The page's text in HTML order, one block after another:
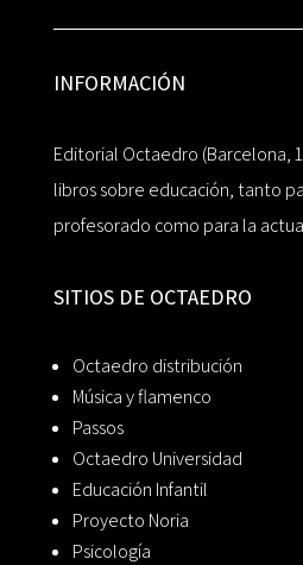
INFORMACIÓN
Editorial Octaedro (Barcelona,
libros sobre educación, tanto
profesorado como para la
SITIOS DE OCTAEDRO
Octaedro distribución
Música y flamenco
Passos
Octaedro Universidad
Educación Infantil
Proyecto Noria
Psicología